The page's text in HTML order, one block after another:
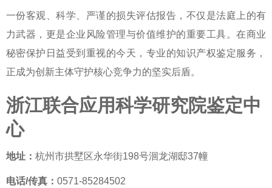
一份客观、科学、严谨的损失评估报告，不仅是法庭上的有
力武器，更是企业风险管理与价值维护的重要工具。在商业
秘密保护日益受到重视的今天，专业的知识产权鉴定服务，
正成为创新主体守护核心竞争力的坚实后盾。
浙江联合应用科学研究院鉴定中
心
地址： 杭州市拱墅区永华街198号洄龙湖邸37幢
电话/传真： 0571-85284502